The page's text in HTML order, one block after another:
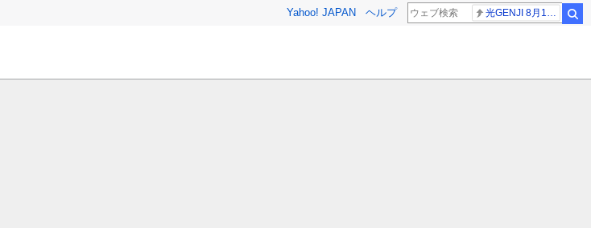
Yahoo! JAPAN ヘルプ